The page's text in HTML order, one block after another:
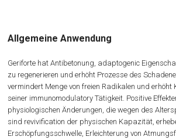
Allgemeine Anwendung
Geriforte hat Antibetonung, adaptogenic
zu regenerieren und erhöht Prozesse des
vermindert Menge von freien Radikalen und
seiner immunomodulatory Tätigkeit. Positive
physiologischen Änderungen, die wegen des
sind revivification der physischen Kapazität,
Erschöpfungsschwelle, Erleichterung von